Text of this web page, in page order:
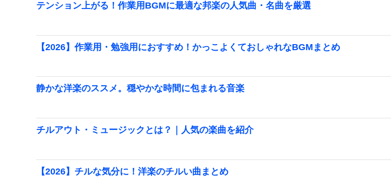
テンション上がる！作業用BGMに最適な邦楽の人気曲・名曲を厳選
【2026】作業用・勉強用におすすめ！かっこよくておしゃれなBGMまとめ
静かな洋楽のススメ。穏やかな時間に包まれる音楽
チルアウト・ミュージックとは？｜人気の楽曲を紹介
【2026】チルな気分に！洋楽のチルい曲まとめ